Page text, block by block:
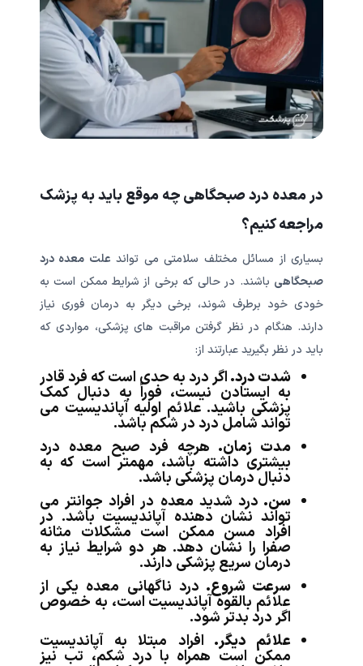
در معده درد صبحگاهی چه موقع باید به پزشک
مراجعه کنیم؟
بسیاری از مسائل مختلف سلامتی می تواند علت معده درد
صبحگاهی باشند. در حالی که برخی از شرایط ممکن است به
خودی خود برطرف شوند، برخی دیگر به درمان فوری نیاز
دارند. هنگام در نظر گرفتن مراقبت های پزشکی، مواردی که
باید در نظر بگیرید عبارتند از:
شدت درد.اگر درد به حدی است که فرد قادر
به ایستادن نیست، فوراً به دنبال کمک
پزشکی باشید. علائم اولیه آپاندیسیت می
تواند شامل درد در شکم باشد.
مدت زمان. هرچه فرد صبح معده درد
بیشتری داشته باشد، مهمتر است که به
دنبال درمان پزشکی باشد.
سن. درد شدید معده در افراد جوانتر می
تواند نشان دهنده آپاندیسیت باشد. در
افراد مسن ممکن است مشکلات مثانه
صفرا را نشان دهد. هر دو شرایط نیاز به
درمان سریع پزشکی دارند.
سرعت شروع. درد ناگهانی معده یکی از
علائم بالقوه آپاندیسیت است، به خصوص
اگر درد بدتر شود.
علائم دیگر. افراد مبتلا به آپاندیسیت
ممکن است همراه با درد شکم، تب نیز